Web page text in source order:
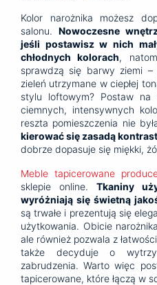
Kolor narożnika możesz
salonu.Nowoczesne
jeśli postawisz w nich
chłodnych kolorach,
sprawdzą się barwy ziemi
zieleń utrzymane w ciepłej
stylu loftowym? Postaw na
ciemnych, intensywnych
reszta pomieszczenia nie
kierować się zasadą
dobrze dopasuje się miękki,
Meble tapicerowane
sklepie online. Tkaniny
wyróżniają się świetną
są trwałe i prezentują się
użytkowania. Obicie
ale również pozwala z
także decyduje o
zabrudzenia. Warto więc
tapicerowane, które łączą w